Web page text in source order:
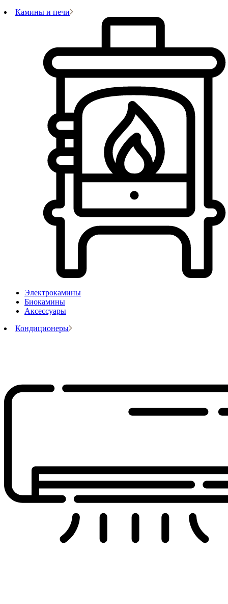
Камины и печи
Электрокамины
Биокамины
Аксессуары
Кондиционеры